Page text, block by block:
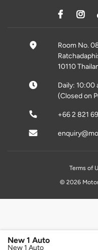
New 1 Auto
New 1 Auto
Room No.
10110
Daily: 10:00
(Closed on
+66 2 821
Terms of
© 2026